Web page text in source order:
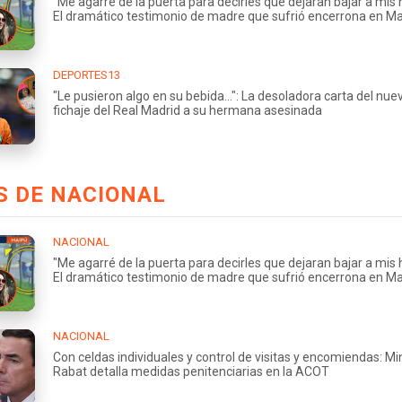
El dramático testimonio de madre que sufrió encerrona en
DEPORTES13
"Le pusieron algo en su bebida...": La desoladora carta del
fichaje del Real Madrid a su hermana asesinada
DE NACIONAL
NACIONAL
"Me agarré de la puerta para decirles que dejaran bajar a mis
El dramático testimonio de madre que sufrió encerrona en
NACIONAL
Con celdas individuales y control de visitas y encomiendas:
Rabat detalla medidas penitenciarias en la ACOT